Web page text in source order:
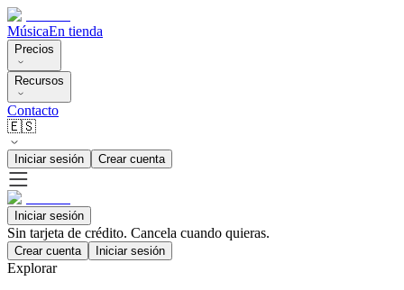
MúsicaEn tienda
Precios
Recursos
Contacto
🇪🇸
Iniciar sesión Crear cuenta
Iniciar sesión
Sin tarjeta de crédito. Cancela cuando quieras.
Crear cuenta Iniciar sesión
Explorar